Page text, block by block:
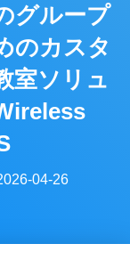
G
A
T
O
グループ
のカスタ
室ソリュ
04-26